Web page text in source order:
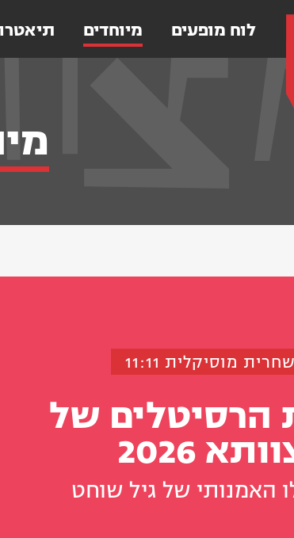
לוח מופעים מיוחדים
שחרית מוסיקלית 11:11
הרסיטלים של
2026
האמנותי של גיל שוחט